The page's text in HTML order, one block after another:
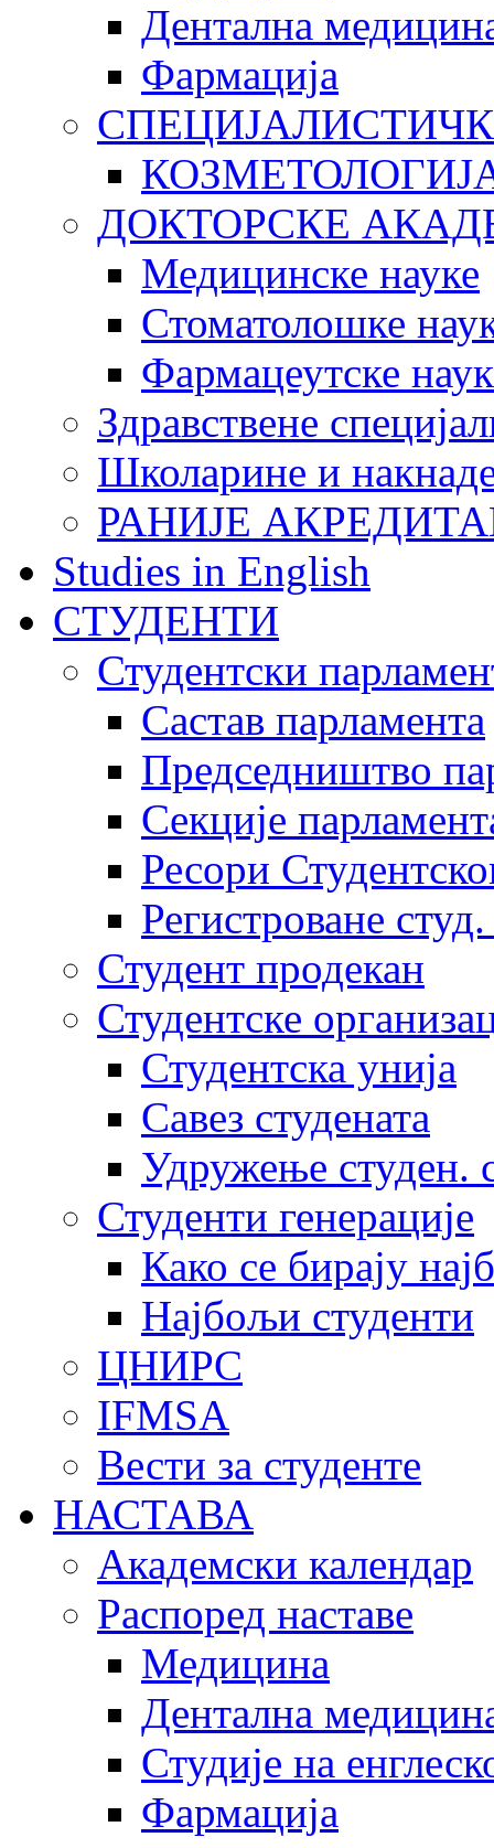
Дентална
Фармација
ДОКТОРСКЕ
Медицинске науке
Стоматолошке
Фармацеутске
Здравствене
Школарине и
РАНИЈЕ
Studies in English
СТУДЕНТИ
Студентски
Састав парламента
Председништво
Секције
Ресори
Регистроване
Студент продекан
Студентске
Студентска унија
Савез студената
Удружење студен.
Студенти генерације
Како се бирају
Најбољи студенти
ЦНИРС
IFMSA
Вести за студенте
НАСТАВА
Академски календар
Распоред наставе
Медицина
Дентална
Студије на
Фармација